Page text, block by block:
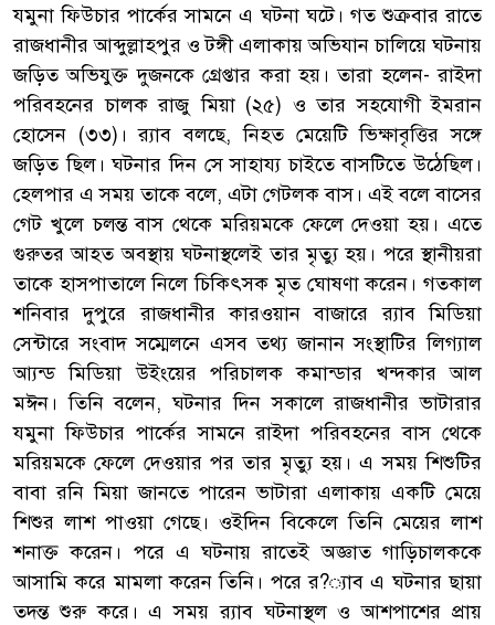
যমুনা ফিউচার পার্কের সামনে এ ঘটনা ঘটে। গত শুক্রবার রাতে
রাজধানীর আব্দুল্লাহপুর ও টঙ্গী এলাকায় অভিযান চালিয়ে ঘটনায়
জড়িত অভিযুক্ত দুজনকে গ্রেপ্তার করা হয়। তারা হলেন- রাইদা
পরিবহনের চালক রাজু মিয়া (২৫) ও তার সহযোগী ইমরান
হোসেন (৩৩)। র‌্যাব বলছে, নিহত মেয়েটি ভিক্ষাবৃত্তির সঙ্গে
জড়িত ছিল। ঘটনার দিন সে সাহায্য চাইতে বাসটিতে উঠেছিল।
হেলপার এ সময় তাকে বলে, এটা গেটলক বাস। এই বলে বাসের
গেট খুলে চলন্ত বাস থেকে মরিয়মকে ফেলে দেওয়া হয়। এতে
গুরুতর আহত অবস্থায় ঘটনাস্থলেই তার মৃত্যু হয়। পরে স্থানীয়রা
তাকে হাসপাতালে নিলে চিকিৎসক মৃত ঘোষণা করেন। গতকাল
শনিবার দুপুরে রাজধানীর কারওয়ান বাজারে র‌্যাব মিডিয়া
সেন্টারে সংবাদ সম্মেলনে এসব তথ্য জানান সংস্থাটির লিগ্যাল
আ্যন্ড মিডিয়া উইংয়ের পরিচালক কমান্ডার খন্দকার আল
মঈন। তিনি বলেন, ঘটনার দিন সকালে রাজধানীর ভাটারার
যমুনা ফিউচার পার্কের সামনে রাইদা পরিবহনের বাস থেকে
মরিয়মকে ফেলে দেওয়ার পর তার মৃত্যু হয়। এ সময় শিশুটির
বাবা রনি মিয়া জানতে পারেন ভাটারা এলাকায় একটি মেয়ে
শিশুর লাশ পাওয়া গেছে। ওইদিন বিকেলে তিনি মেয়ের লাশ
শনাক্ত করেন। পরে এ ঘটনায় রাতেই অজ্ঞাত গাড়িচালককে
আসামি করে মামলা করেন তিনি। পরে র?্যাব এ ঘটনার ছায়া
তদন্ত শুরু করে। এ সময় র‌্যাব ঘটনাস্থল ও আশপাশের প্রায়